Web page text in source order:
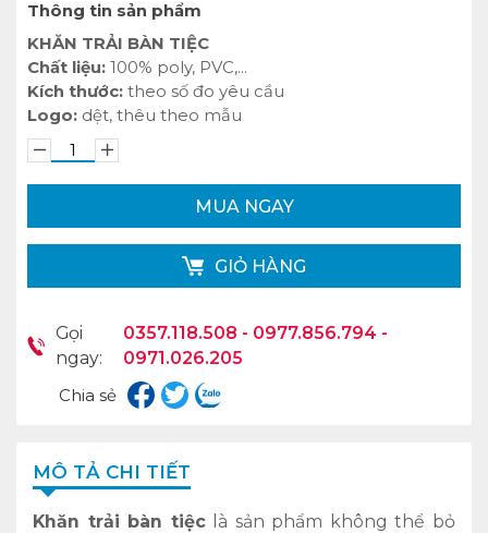
Thông tin sản phẩm
KHĂN TRẢI BÀN TIỆC
Chất liệu: 100% poly, PVC,...
Kích thước: theo số đo yêu cầu
Logo: dệt, thêu theo mẫu
MUA NGAY
GIỎ HÀNG
Gọi
ngay:
0357.118.508 - 0977.856.794 -
0971.026.205
Chia sẻ
MÔ TẢ CHI TIẾT
Khăn trải bàn tiệclà sản phẩm không thể bỏ